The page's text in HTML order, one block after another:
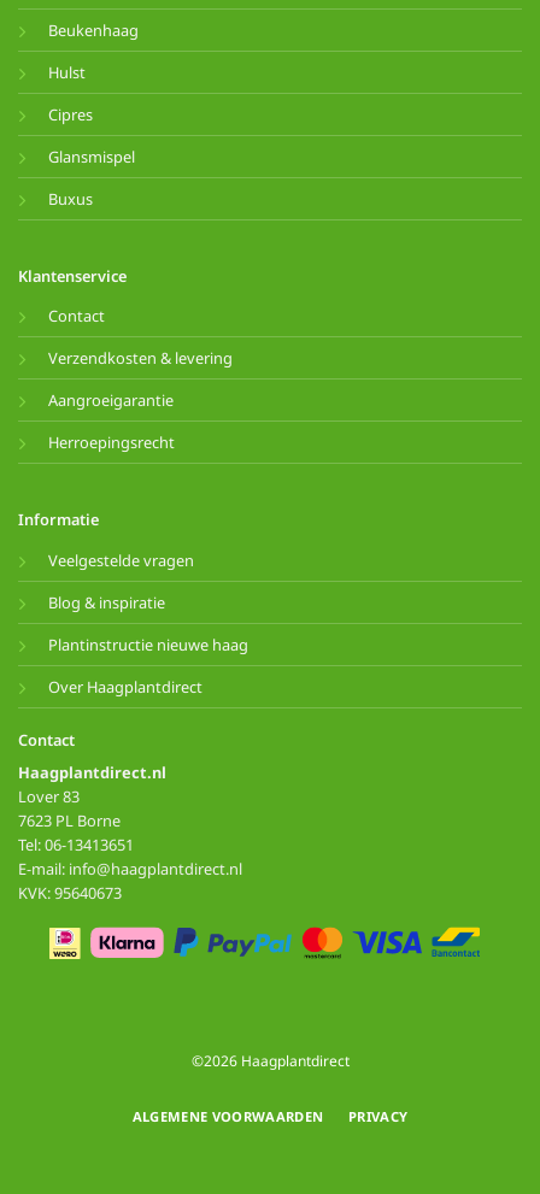
Beukenhaag
Hulst
Cipres
Glansmispel
Buxus
Klantenservice
Contact
Verzendkosten & levering
Aangroeigarantie
Herroepingsrecht
Informatie
Veelgestelde vragen
Blog & inspiratie
Plantinstructie nieuwe haag
Over Haagplantdirect
Contact
Haagplantdirect.nl
Lover 83
7623 PL Borne
Tel: 06-13413651
E-mail: info@haagplantdirect.nl
KVK: 95640673
©2026 Haagplantdirect
ALGEMENE VOORWAARDEN PRIVACY